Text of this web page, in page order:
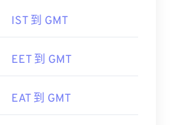
IST 到 GMT
EET 到 GMT
EAT 到 GMT